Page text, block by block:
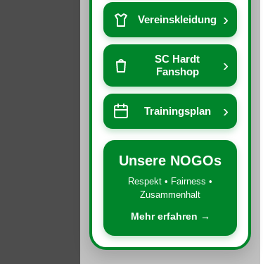
Vereinskleidung ›
SC Hardt
Fanshop
›
Trainingsplan ›
Unsere NOGOs
Respekt • Fairness •
Zusammenhalt
Mehr erfahren →